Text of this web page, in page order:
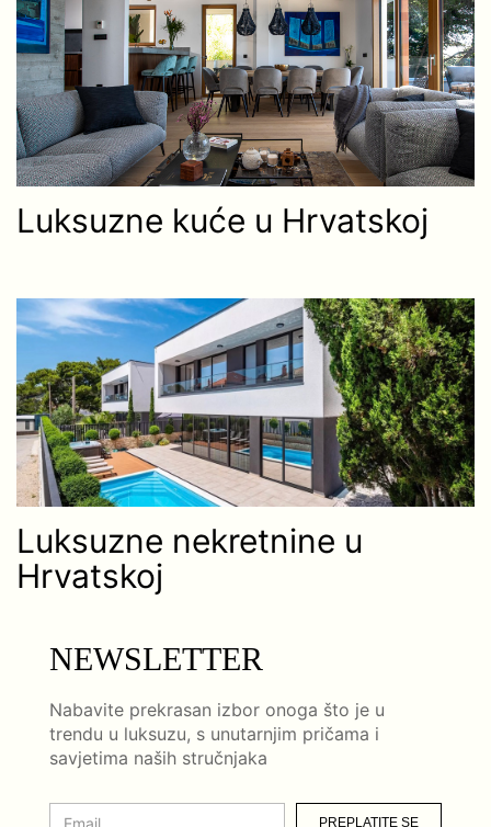
Luksuzne kuće u Hrvatskoj
Luksuzne nekretnine u
Hrvatskoj
NEWSLETTER
Nabavite prekrasan izbor onoga što je u
trendu u luksuzu, s unutarnjim pričama i
savjetima naših stručnjaka
PREPLATITE SE